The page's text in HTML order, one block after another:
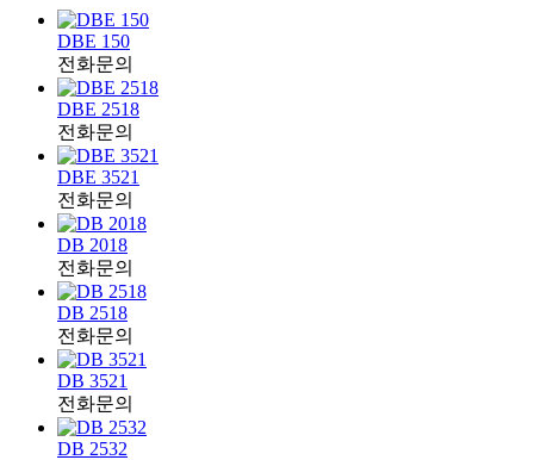
DBE 150
전화문의
DBE 2518
전화문의
DBE 3521
전화문의
DB 2018
전화문의
DB 2518
전화문의
DB 3521
전화문의
DB 2532